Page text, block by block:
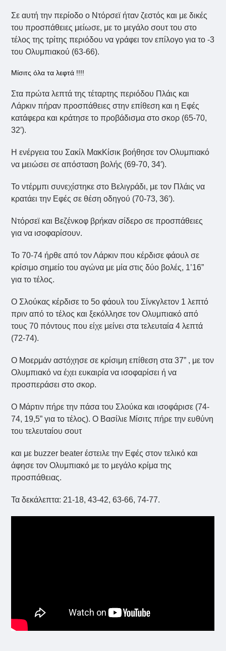
Σε αυτή την περίοδο ο Ντόρσεϊ ήταν ζεστός και με δικές
του προσπάθειες μείωσε, με το μεγάλο σουτ του στο
τέλος της τρίτης περιόδου να γράφει τον επίλογο για το -3
του Ολυμπιακού (63-66).
Μίσιτς όλα τα λεφτά !!!!
Στα πρώτα λεπτά της τέταρτης περιόδου Πλάις και
Λάρκιν πήραν προσπάθειες στην επίθεση και η Εφές
κατάφερα και κράτησε το προβάδισμα στο σκορ (65-70,
32′).
Η ενέργεια του Σακίλ ΜακΚίσικ βοήθησε τον Ολυμπιακό
να μειώσει σε απόσταση βολής (69-70, 34′).
Το ντέρμπι συνεχίστηκε στο Βελιγράδι, με τον Πλάις να
κρατάει την Εφές σε θέση οδηγού (70-73, 36′).
Ντόρσεϊ και Βεζένκοφ βρήκαν σίδερο σε προσπάθειες
για να ισοφαρίσουν.
Το 70-74 ήρθε από τον Λάρκιν που κέρδισε φάουλ σε
κρίσιμο σημείο του αγώνα με μία στις δύο βολές, 1’16”
για το τέλος.
Ο Σλούκας κέρδισε το 5ο φάουλ του Σίνκγλετον 1 λεπτό
πριν από το τέλος και ξεκόλλησε τον Ολυμπιακό από
τους 70 πόντους που είχε μείνει στα τελευταία 4 λεπτά
(72-74).
O Μοερμάν αστόχησε σε κρίσιμη επίθεση στα 37” , με τον
Ολυμπιακό να έχει ευκαιρία να ισοφαρίσει ή να
προσπεράσει στο σκορ.
Ο Μάρτιν πήρε την πάσα του Σλούκα και ισοφάρισε (74-
74, 19,5” για το τέλος). Ο Βασίλιε Μίσιτς πήρε την ευθύνη
του τελευταίου σουτ
και με buzzer beater έστειλε την Εφές στον τελικό και
άφησε τον Ολυμπιακό με το μεγάλο κρίμα της
προσπάθειας.
Τα δεκάλεπτα: 21-18, 43-42, 63-66, 74-77.